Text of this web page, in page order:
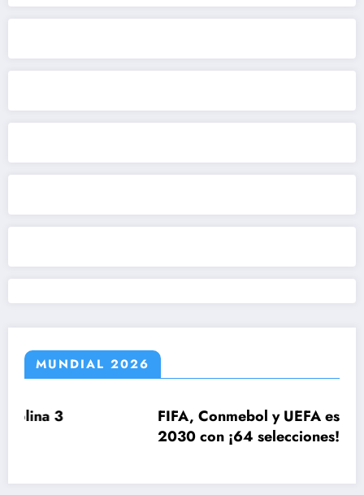
MUNDIAL 2026
FIFA, Conmebol y UEFA estudian el
2030 con ¡64 selecciones!